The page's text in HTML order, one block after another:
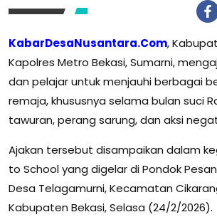
KabarDesaNusantara.Com,
Kapolres Metro Bekasi, Sumarni,
dan pelajar untuk menjauhi berbagai
remaja, khususnya selama bulan suci
tawuran, perang sarung, dan aksi
Ajakan tersebut disampaikan dalam
to School yang digelar di Pondok
Desa Telagamurni, Kecamatan
Kabupaten Bekasi, Selasa (24/2/2026).